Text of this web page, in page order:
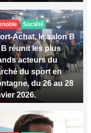
Société
Achat, le salon B
B réunit les plus
acteurs du
du sport en
du 26 au 28
2026.